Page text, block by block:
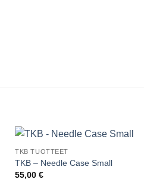
TKB TUOTTEET
TKB – Needle Case Small
55,00€